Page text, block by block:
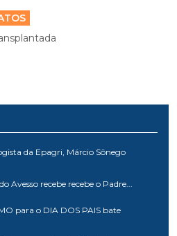
da Epagri, Márcio Sônego
Avesso recebe recebe o Padre...
para o DIA DOS PAIS bate